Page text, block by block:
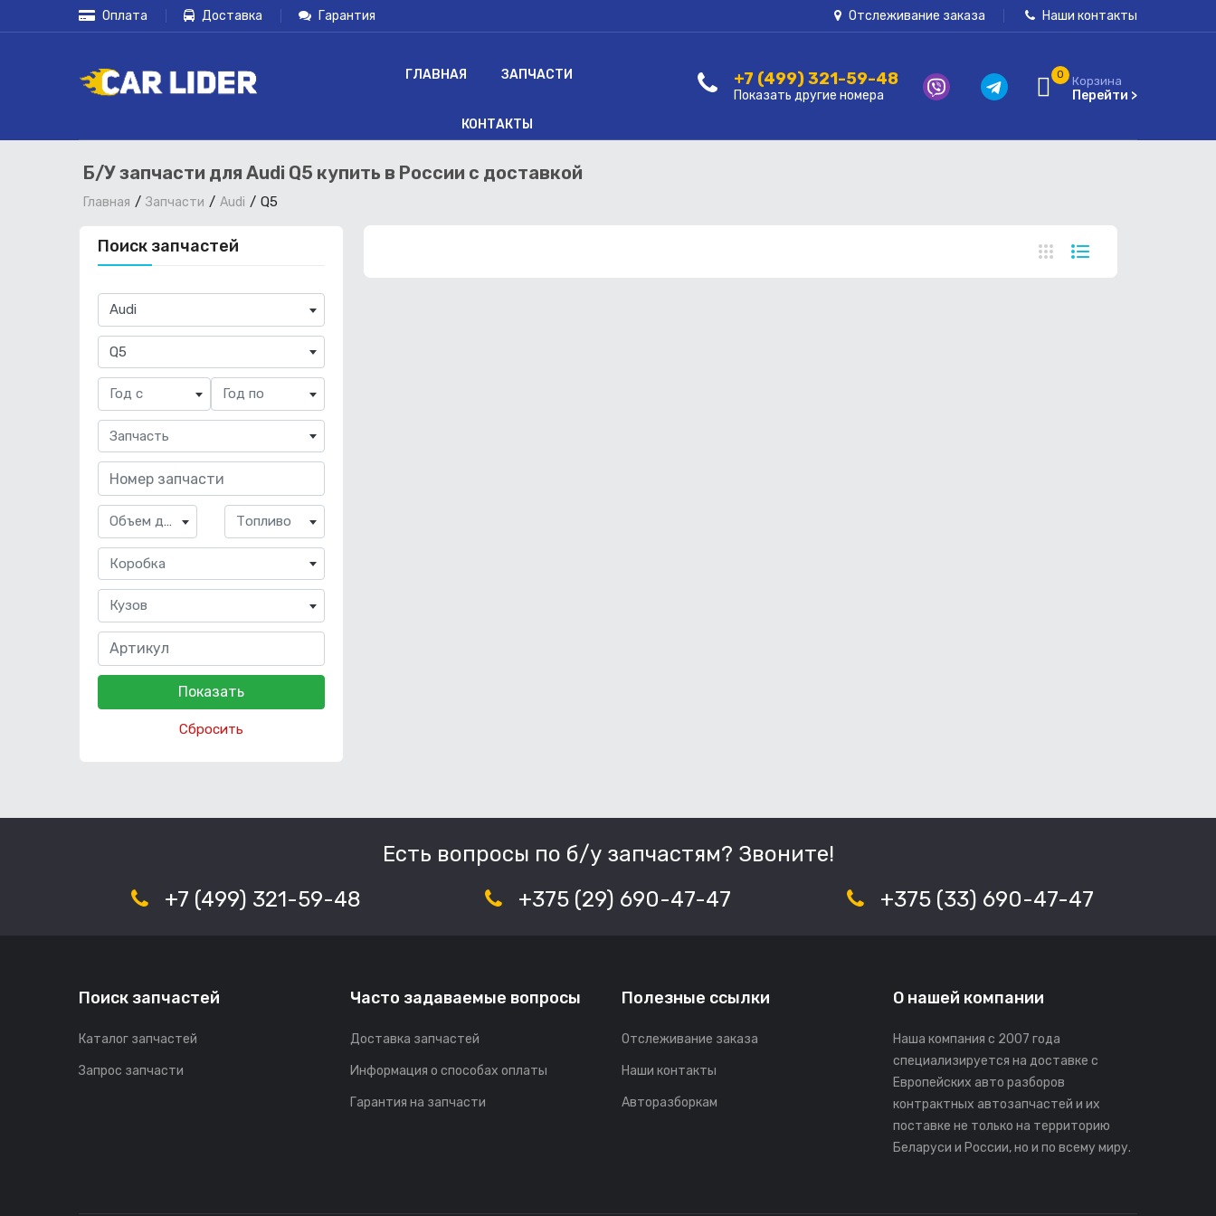
Оплата Доставка Гарантия Отслеживание заказа Наши контакты
ГЛАВНАЯ ЗАПЧАСТИ
КОНТАКТЫ
+7 (499) 321-59-48
Показать другие номера
0 Корзина
Перейти >
Б/У запчасти для Audi Q5 купить в России с доставкой
Главная Запчасти Audi Q5
Поиск запчастей
×
Audi
×
Q5
Год с Год по
Запчасть
Объем двигателя Топливо
Коробка
Кузов
Сбросить
Есть вопросы по б/у запчастям? Звоните!
+7 (499) 321-59-48
+375 (29) 690-47-47 +375 (33) 690-47-47
Поиск запчастей
Каталог запчастей
Запрос запчасти
Часто задаваемые вопросы
Доставка запчастей
Информация о способах оплаты
Гарантия на запчасти
Полезные ссылки
Отслеживание заказа
Наши контакты
Авторазборкам
О нашей компании
Наша компания с 2007 года
специализируется на доставке с
Европейских авто разборов
контрактных автозапчастей и их
поставке не только на территорию
Беларуси и России, но и по всему миру.